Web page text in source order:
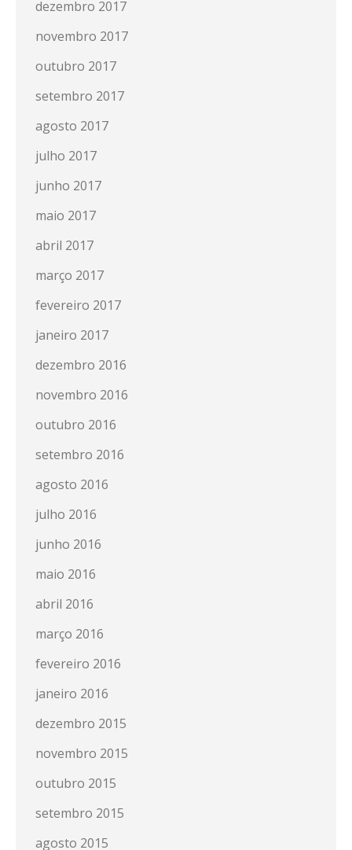
dezembro 2017
novembro 2017
outubro 2017
setembro 2017
agosto 2017
julho 2017
junho 2017
maio 2017
abril 2017
março 2017
fevereiro 2017
janeiro 2017
dezembro 2016
novembro 2016
outubro 2016
setembro 2016
agosto 2016
julho 2016
junho 2016
maio 2016
abril 2016
março 2016
fevereiro 2016
janeiro 2016
dezembro 2015
novembro 2015
outubro 2015
setembro 2015
agosto 2015